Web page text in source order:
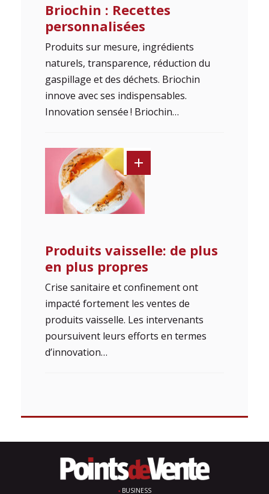
Briochin : Recettes
personnalisées
Produits sur mesure, ingrédients
naturels, transparence, réduction du
gaspillage et des déchets. Briochin
innove avec ses indispensables.
Innovation sensée ! Briochin…
Produits vaisselle: de plus
en plus propres
Crise sanitaire et confinement ont
impacté fortement les ventes de
produits vaisselle. Les intervenants
poursuivent leurs efforts en termes
d’innovation…
BUSINESS